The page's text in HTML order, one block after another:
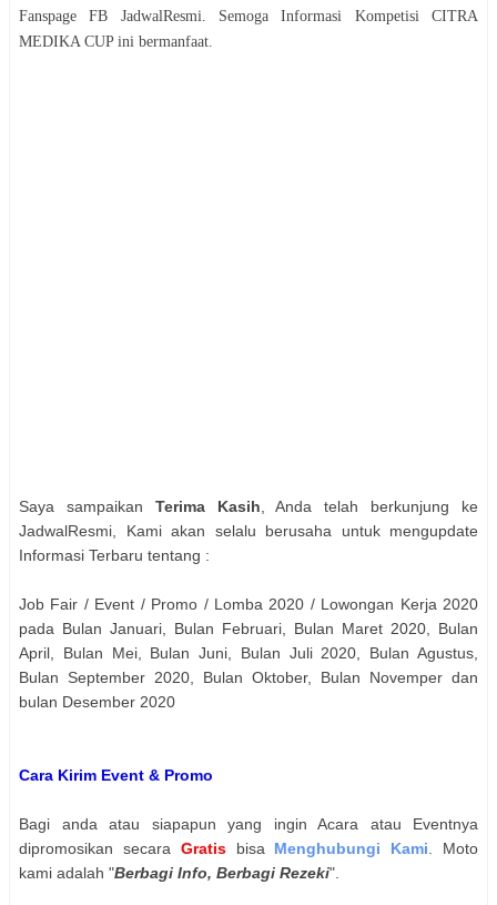
Fanspage FB JadwalResmi. Semoga Informasi Kompetisi
CITRA
MEDIKA CUPini bermanfaat.
Saya sampaikan Terima Kasih , Anda telah berkunjung ke
JadwalResmi, Kami akan selalu berusaha untuk mengupdate
Informasi Terbaru tentang :
Job Fair / Event / Promo / Lomba 2020 / Lowongan Kerja 2020
pada Bulan Januari, Bulan Februari, Bulan Maret 2020, Bulan
April, Bulan Mei, Bulan Juni, Bulan Juli 2020, Bulan Agustus,
Bulan September 2020, Bulan Oktober, Bulan Novemper dan
bulan Desember 2020
Cara Kirim Event & Promo
Bagi anda atau siapapun yang ingin Acara atau Eventnya
dipromosikan secara Gratisbisa Menghubungi Kami . Moto
kami adalah "Berbagi Info, Berbagi Rezeki".